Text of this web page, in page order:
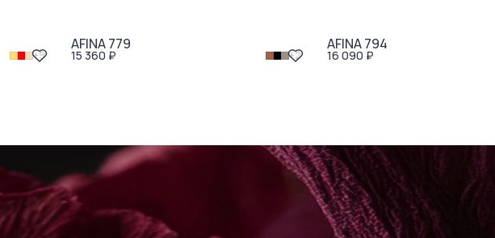
+9
AFINA 779
15 360 ₽ +2
AFINA 794
16 090 ₽